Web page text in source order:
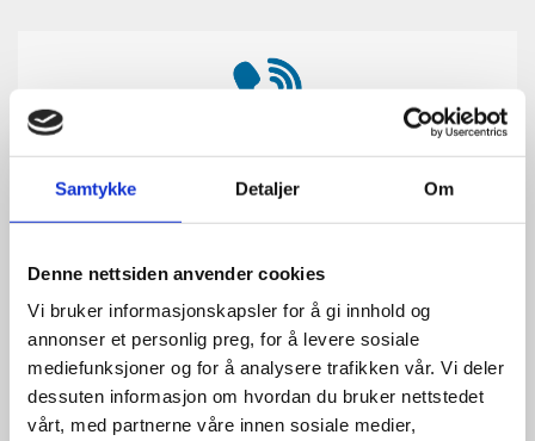
Samtykke Detaljer Om
Denne nettsiden anvender cookies
Vi bruker informasjonskapsler for å gi innhold og
annonser et personlig preg, for å levere sosiale
mediefunksjoner og for å analysere trafikken vår. Vi deler
dessuten informasjon om hvordan du bruker nettstedet
vårt, med partnerne våre innen sosiale medier,
E-post